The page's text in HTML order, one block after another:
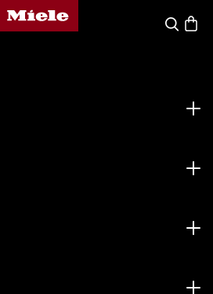
Domovská stránka spoločnosti Miele
Hľadať